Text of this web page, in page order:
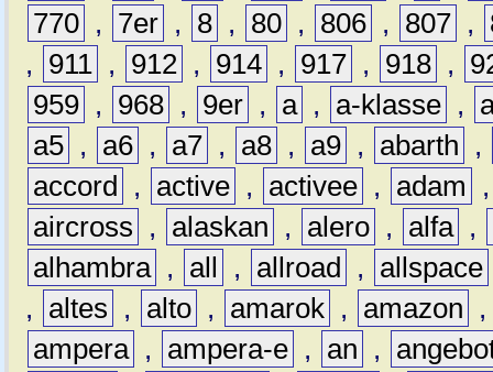
770 , 7er , 8 , 80 , 806 , 807 ,
,
911 , 912 , 914 , 917 , 918 ,
959 , 968 , 9er , a , a-klasse ,
a5 , a6 , a7 , a8 , a9 , abarth
,
accord
, active , activee , adam
aircross
, alaskan , alero , alfa ,
alhambra , all , allroad , allspace
,
altes , alto , amarok , amazon
ampera , ampera-e , an ,